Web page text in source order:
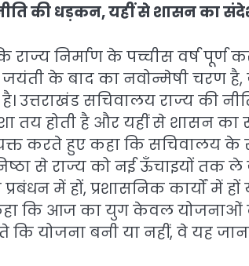
की धड़कन, यहीं से शासन का
निर्माण के पच्चीस वर्ष पूर्ण
जयंती के बाद का नवोन्मेषी चरण
उत्तराखंड सचिवालय राज्य की
तय होती है और यहीं से शासन
करते हुए कहा कि सचिवालय
से राज्य को नई ऊँचाइयों तक ले
प्रबंधन में हों, प्रशासनिक
कि आज का युग केवल योजनाओं
कि योजना बनी या नहीं, वे यह